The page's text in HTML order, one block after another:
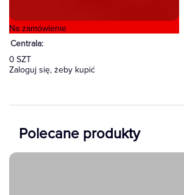
Na zamówienie
0 SZT